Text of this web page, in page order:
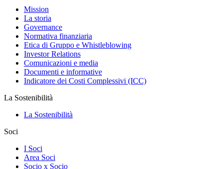
Mission
La storia
Governance
Normativa finanziaria
Etica di Gruppo e Whistleblowing
Investor Relations
Comunicazioni e media
Documenti e informative
Indicatore dei Costi Complessivi (ICC)
La Sostenibilità
La Sostenibilità
Soci
I Soci
Area Soci
Socio x Socio